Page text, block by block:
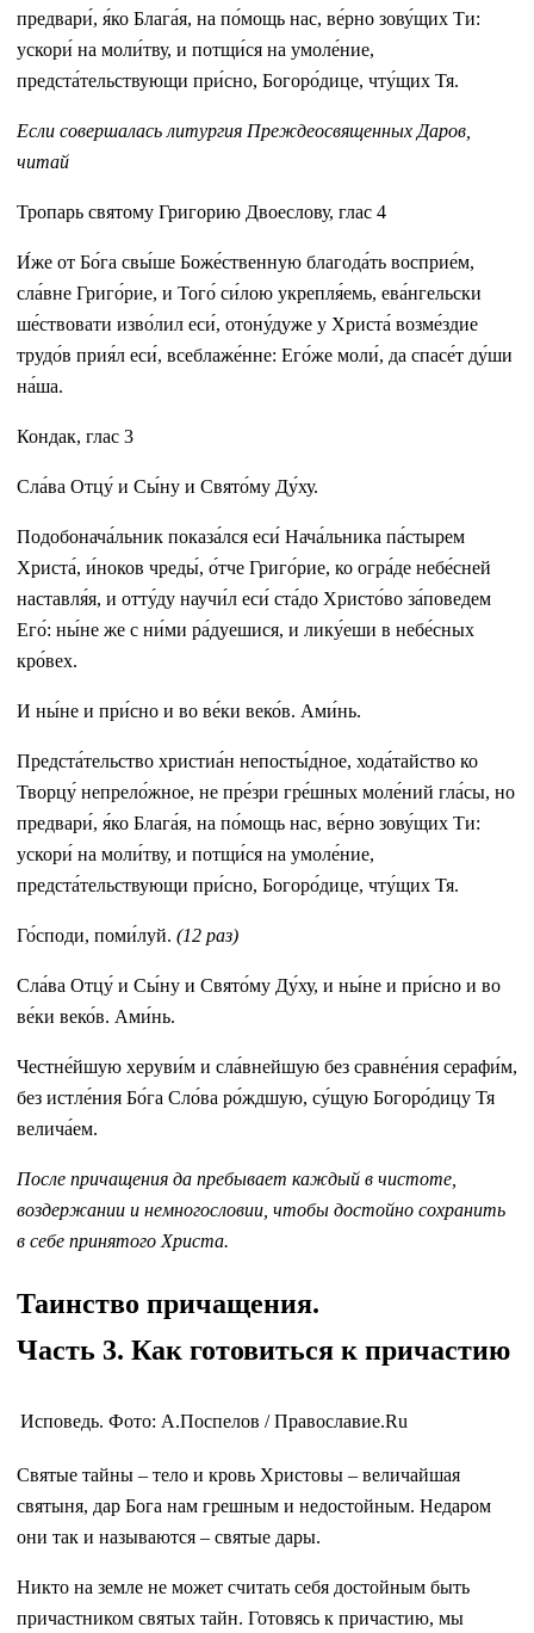
предвари́, я́ко Блага́я, на по́мощь нас, ве́рно зову́щих Ти:
ускори́ на моли́тву, и потщи́ся на умоле́ние,
предста́тельствующи при́сно, Богоро́дице, чту́щих Тя.
Если совершалась литургия Преждеосвященных Даров,
читай
Тропарь святому Григорию Двоеслову, глас 4
И́же от Бо́га свы́ше Боже́ственную благода́ть восприе́м,
сла́вне Григо́рие, и Того́ си́лою укрепля́емь, ева́нгельски
ше́ствовати изво́лил еси́, отону́дуже у Христа́ возме́здие
трудо́в прия́л еси́, всеблаже́нне: Его́же моли́, да спасе́т ду́ши
на́ша.
Кондак, глас 3
Сла́ва Отцу́ и Сы́ну и Свято́му Ду́ху.
Подобонача́льник показа́лся еси́ Нача́льника па́стырем
Христа́, и́ноков чреды́, о́тче Григо́рие, ко огра́де небе́сней
наставля́я, и отту́ду научи́л еси́ ста́до Христо́во за́поведем
Его́: ны́не же с ни́ми ра́дуешися, и лику́еши в небе́сных
кро́вех.
И ны́не и при́сно и во ве́ки веко́в. Ами́нь.
Предста́тельство христиа́н непосты́дное, хода́тайство ко
Творцу́ непрело́жное, не пре́зри гре́шных моле́ний гла́сы, но
предвари́, я́ко Блага́я, на по́мощь нас, ве́рно зову́щих Ти:
ускори́ на моли́тву, и потщи́ся на умоле́ние,
предста́тельствующи при́сно, Богоро́дице, чту́щих Тя.
Го́споди, поми́луй. (12 раз)
Сла́ва Отцу́ и Сы́ну и Свято́му Ду́ху, и ны́не и при́сно и во
ве́ки веко́в. Ами́нь.
Честне́йшую херуви́м и сла́внейшую без сравне́ния серафи́м,
без истле́ния Бо́га Сло́ва ро́ждшую, су́щую Богоро́дицу Тя
велича́ем.
После причащения да пребывает каждый в чистоте,
воздержании и немногословии, чтобы достойно сохранить
в себе принятого Христа.
Таинство причащения.
Часть 3. Как готовиться к причастию
Исповедь. Фото: А.Поспелов / Православие.Ru
Святые тайны – тело и кровь Христовы – величайшая
святыня, дар Бога нам грешным и недостойным. Недаром
они так и называются – святые дары.
Никто на земле не может считать себя достойным быть
причастником святых тайн. Готовясь к причастию, мы